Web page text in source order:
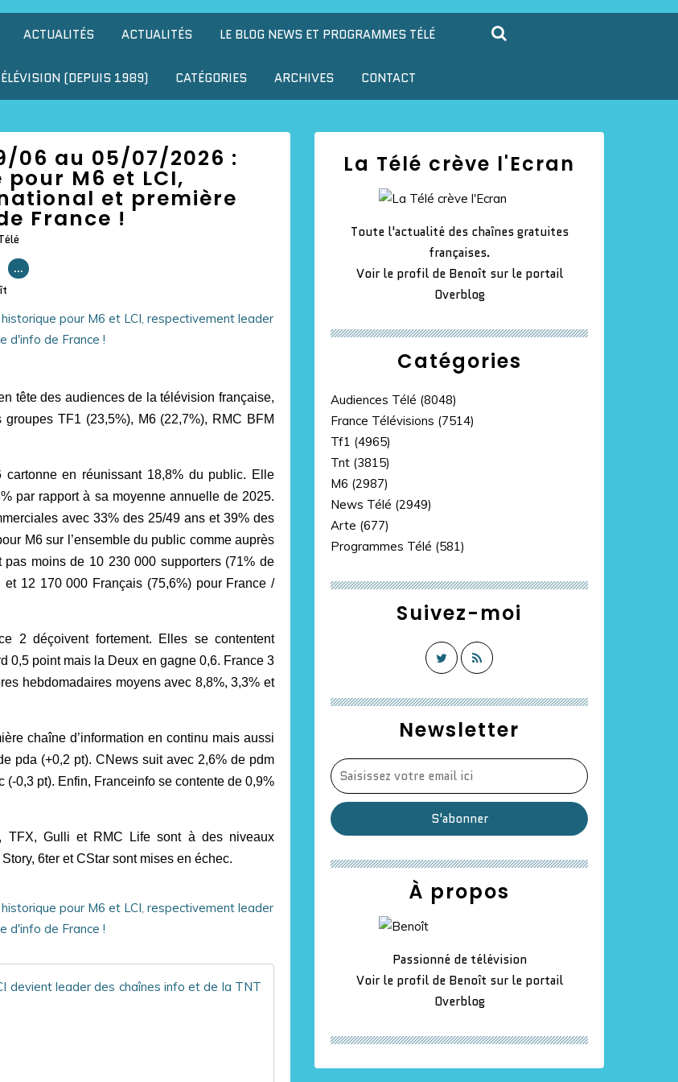
ACTUALITÉS ACTUALITÉS LE BLOG NEWS ET PROGRAMMES TÉLÉ
(DEPUIS 1989) CATÉGORIES ARCHIVES CONTACT
06 au 05/07/2026 :
M6 et LCI,
et première
France !
…
tête des audiences de la télévision française,
TF1 (23,5%), M6 (22,7%), RMC BFM
en réunissant 18,8% du public. Elle
par rapport à sa moyenne annuelle de 2025.
avec 33% des 25/49 ans et 39% des
M6 sur l’ensemble du public comme auprès
moins de 10 230 000 supporters (71% de
12 170 000 Français (75,6%) pour France /
2 déçoivent fortement. Elles se contentent
0,5 point mais la Deux en gagne 0,6. France 3
hebdomadaires moyens avec 8,8%, 3,3% et
chaîne d’information en continu mais aussi
pda (+0,2 pt). CNews suit avec 2,6% de pdm
(-0,3 pt). Enfin, Franceinfo se contente de 0,9%
TFX, Gulli et RMC Life sont à des niveaux
6ter et CStar sont mises en échec.
Audiences : Pour la première fois de son histoire, LCI
Newsletter
Catégories
Audiences Télé (8048)
France Télévisions (7514)
Tf1 (4965)
Tnt (3815)
M6 (2987)
News Télé (2949)
Arte (677)
Programmes Télé (581)
La Télé crève l'Ecran
Toute l'actualité des chaînes gratuites
françaises.
Voir le profil de Benoît sur le portail
Overblog
Suivez-moi
À propos
Passionné de télévision
Voir le profil de Benoît sur le portail
Overblog